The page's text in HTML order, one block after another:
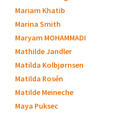
Mariam Khatib
Marina Smith
Maryam MOHAMMADI
Mathilde Jandler
Matilda Kolbjørnsen
Matilda Rosén
Matilde Meineche
Maya Puksec